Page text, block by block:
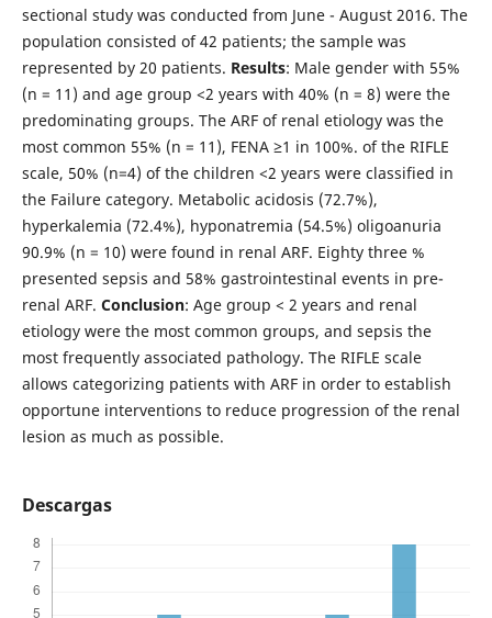
sectional study was conducted from June - August 2016. The
population consisted of 42 patients; the sample was
represented by 20 patients. Results: Male gender with 55%
(n = 11) and age group <2 years with 40% (n = 8) were the
predominating groups. The ARF of renal etiology was the
most common 55% (n = 11), FENA ≥1 in 100%. of the RIFLE
scale, 50% (n=4) of the children <2 years were classified in
the Failure category. Metabolic acidosis (72.7%),
hyperkalemia (72.4%), hyponatremia (54.5%) oligoanuria
90.9% (n = 10) were found in renal ARF. Eighty three %
presented sepsis and 58% gastrointestinal events in pre-
renal ARF. Conclusion: Age group < 2 years and renal
etiology were the most common groups, and sepsis the
most frequently associated pathology. The RIFLE scale
allows categorizing patients with ARF in order to establish
opportune interventions to reduce progression of the renal
lesion as much as possible.
Descargas